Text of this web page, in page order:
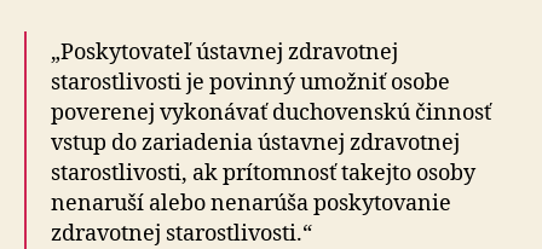
„Poskytovateľ ústavnej zdravotnej
starostlivosti je povinný umožniť osobe
poverenej vykonávať duchovenskú činnosť
vstup do zariadenia ústavnej zdravotnej
starostlivosti, ak prítomnosť takejto osoby
nenaruší alebo nenarúša poskytovanie
zdravotnej starostlivosti.“